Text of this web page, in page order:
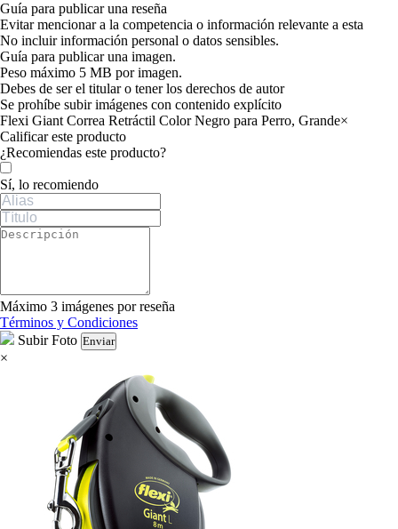
Guía para publicar una reseña
Evitar mencionar a la competencia o información relevante a esta
No incluir información personal o datos sensibles.
Guía para publicar una imagen.
Peso máximo 5 MB por imagen.
Debes de ser el titular o tener los derechos de autor
Se prohíbe subir imágenes con contenido explícito
Flexi Giant Correa Retráctil Color Negro para Perro, Grande×
Calificar este producto
Tu valoración
¿Recomiendas este producto?
Sí, lo recomiendo
Máximo 3 imágenes por reseña
Términos y Condiciones
Subir Foto Enviar
×